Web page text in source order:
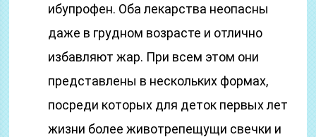
ибупрофен. Оба лекарства неопасны
даже в грудном возрасте и отлично
избавляют жар. При всем этом они
представлены в нескольких формах,
посреди которых для деток первых лет
жизни более животрепещущи свечки и